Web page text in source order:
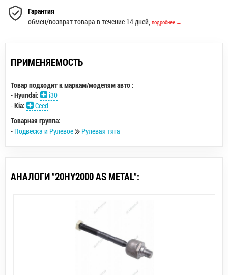
Гарантия
обмен/возврат товара в течение 14 дней, подробнее →
ПРИМЕНЯЕМОСТЬ
Товар подходит к маркам/моделям авто :
-Hyundai:
i30
-Kia:
Ceed
Товарная группа:
- Подвеска и Рулевое Рулевая тяга
АНАЛОГИ "20HY2000 AS METAL":